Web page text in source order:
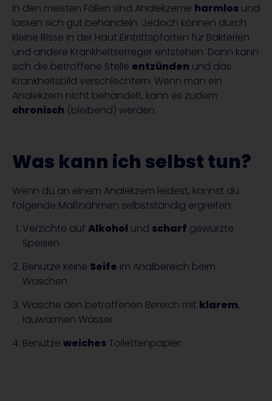
In den meisten Fällen sind Analekzeme harmlos und
lassen sich gut behandeln. Jedoch können durch
kleine Risse in der Haut Eintrittspforten für Bakterien
und andere Krankheitserreger entstehen. Dann kann
sich die betroffene Stelle entzünden und das
Krankheitsbild verschlechtern. Wenn man ein
Analekzem nicht behandelt, kann es zudem
chronisch (bleibend) werden.
Was kann ich selbst tun?
Wenn du an einem Analekzem leidest, kannst du
folgende Maßnahmen selbstständig ergreifen:
Verzichte auf Alkohol und scharf gewürzte
Speisen
Benutze keine Seife im Analbereich beim
Waschen
Wasche den betroffenen Bereich mit klarem,
lauwarmen Wasser
Benutze weiches Toilettenpapier